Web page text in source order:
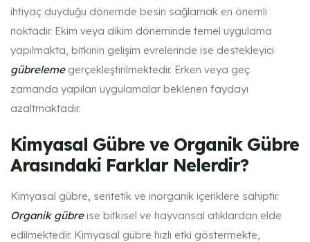
ihtiyaç duyduğu dönemde besin sağlamak en önemli
noktadır. Ekim veya dikim döneminde temel uygulama
yapılmakta, bitkinin gelişim evrelerinde ise destekleyici
gübrelemegerçekleştirilmektedir. Erken veya geç
zamanda yapılan uygulamalar beklenen faydayı
azaltmaktadır.
Kimyasal Gübre ve Organik Gübre
Arasındaki Farklar Nelerdir?
Kimyasal gübre, sentetik ve inorganik içeriklere sahiptir.
Organik gübreise bitkisel ve hayvansal atıklardan elde
edilmektedir. Kimyasal gübre hızlı etki göstermekte,